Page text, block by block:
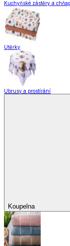
Kuchyňské zástěry a
Utěrky
Ubrusy a prostírání
Koupelna